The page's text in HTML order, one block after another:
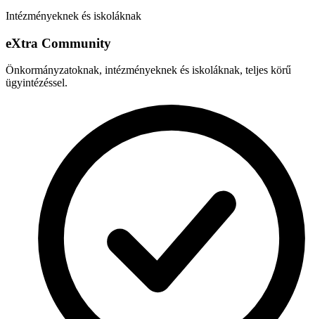
Intézményeknek és iskoláknak
eXtra Community
Önkormányzatoknak, intézményeknek és iskoláknak, teljes körű
ügyintézéssel.